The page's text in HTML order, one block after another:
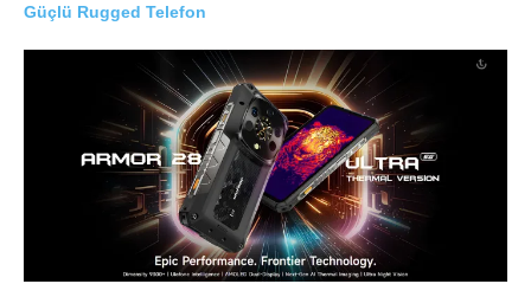
Güçlü Rugged Telefon